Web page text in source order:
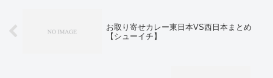
お取り寄せカレー東日本VS西日本まとめ
【シューイチ】